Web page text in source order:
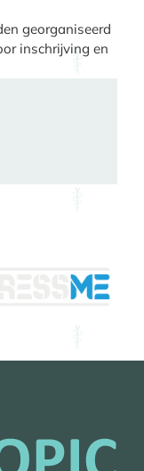
georganiseerd
inschrijving en